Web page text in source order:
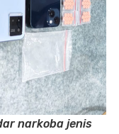
narkoba jenis